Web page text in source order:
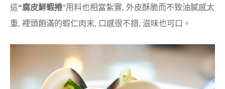
這“腐皮鮮蝦捲“用料也相當紮實, 外皮酥脆而不致油膩感太
重, 裡頭飽滿的蝦仁肉末, 口感很不錯, 滋味也可口。